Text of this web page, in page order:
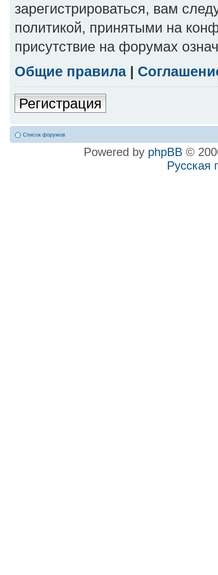
зарегистрироваться, вам
политикой, принятыми на
присутствие на форумах
Общие правила|
Регистрация
Список форумов
Powered by phpBB ©
Русская